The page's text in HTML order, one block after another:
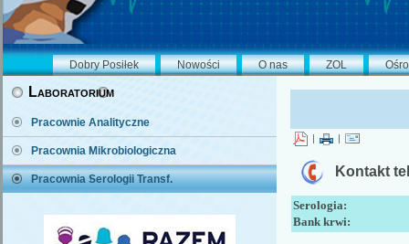
Dobry Posiłek Nowości O nas ZOL
Laboratorium
Pracownie Analityczne
Pracownia Mikrobiologiczna
Pracownia Serologii Transf. Kontakt
Serologia:
Bank krwi: